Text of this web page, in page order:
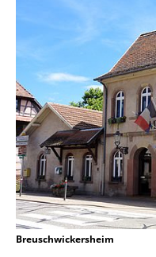
Breuschwickersheim